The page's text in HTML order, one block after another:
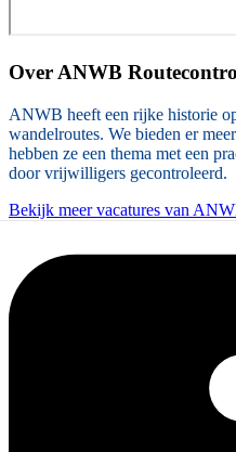
Over ANWB
ANWB heeft een rijke historie
wandelroutes. We bieden er
hebben ze een thema met een
door vrijwilligers gecontroleerd.
Bekijk meer vacatures van